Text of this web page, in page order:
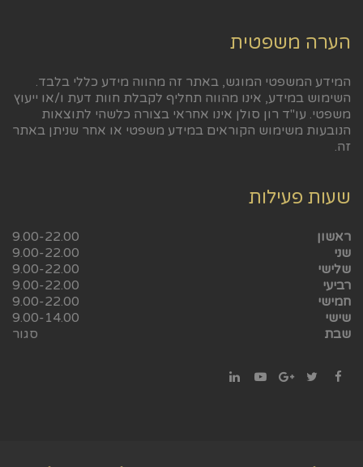
הערה משפטית
המידע המשפטי המוגש, באתר זה מהווה מידע כללי בלבד.
השימוש במידע, אינו מהווה תחליף לקבלת חוות דעת ו/או ייעוץ
משפטי. עו"ד רון סולן אינו אחראי בצורה כלשהי לתוצאות
הנובעות משימוש הקוראים במידע משפטי או אחר שניתן באתר
זה.
שעות פעילות
ראשון
9.00-22.00
שני
9.00-22.00
שלישי
9.00-22.00
רביעי
9.00-22.00
חמישי
9.00-22.00
שישי
9.00-14.00
שבת
סגור